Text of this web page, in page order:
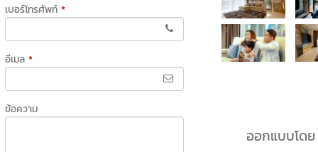
เบอร์โทรศัพท์ *
อีเมล *
ข้อความ
ออกแบบโด